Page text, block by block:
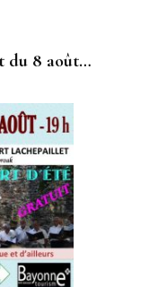
du 8 août…